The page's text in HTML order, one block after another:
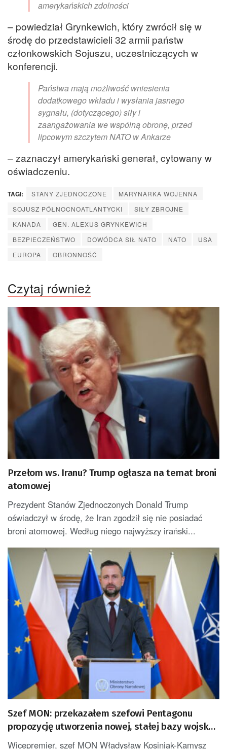
amerykańskich zdolności
– powiedział Grynkewich, który zwrócił się w
środę do przedstawicieli 32 armii państw
członkowskich Sojuszu, uczestniczących w
konferencji.
Państwa mają możliwość wniesienia
dodatkowego wkładu i wysłania jasnego
sygnału, (dotyczącego) siły i
zaangażowania we wspólną obronę, przed
lipcowym szczytem NATO w Ankarze
– zaznaczył amerykański generał, cytowany w
oświadczeniu.
TAGI: STANY ZJEDNOCZONE
MARYNARKA WOJENNA
SOJUSZ PÓŁNOCNOATLANTYCKI
SIŁY ZBROJNE
KANADA
GEN. ALEXUS GRYNKEWICH
BEZPIECZEŃSTWO
DOWÓDCA SIŁ NATO NATO
USA
EUROPA
OBRONNOŚĆ
Czytaj również
Przełom ws. Iranu? Trump ogłasza na temat broni
atomowej
Prezydent Stanów Zjednoczonych Donald Trump
oświadczył w środę, że Iran zgodził się nie posiadać
broni atomowej. Według niego najwyższy irański...
Szef MON: przekazałem szefowi Pentagonu
propozycję utworzenia nowej, stałej bazy wojsk
USA w Polsce
Wicepremier, szef MON Władysław Kosiniak-Kamysz